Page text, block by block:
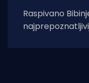
Raspivano